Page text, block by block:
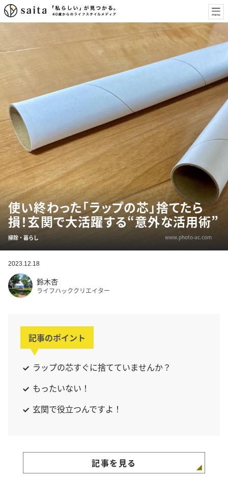
使い終わった「ラップの芯」捨てたら
損！玄関で大活躍する“意外な活用術”
掃除・暮らし www.photo-ac.com
2023.12.18
鈴木杏
ライフハッククリエイター
記事のポイント
ラップの芯すぐに捨てていませんか？
もったいない！
玄関で役立つんですよ！
記事を見る